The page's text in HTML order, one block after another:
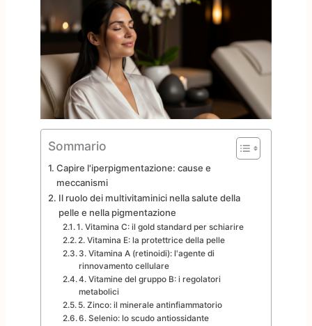
Sommario
Capire l'iperpigmentazione: cause e
meccanismi
Il ruolo dei multivitaminici nella salute della
pelle e nella pigmentazione
1. Vitamina C: il gold standard per schiarire
2. Vitamina E: la protettrice della pelle
3. Vitamina A (retinoidi): l'agente di
rinnovamento cellulare
4. Vitamine del gruppo B: i regolatori
metabolici
5. Zinco: il minerale antinfiammatorio
6. Selenio: lo scudo antiossidante